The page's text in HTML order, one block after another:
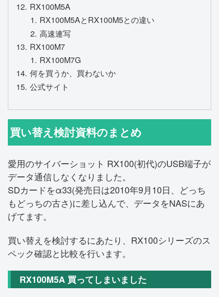
RX100M5A
RX100M5AとRX100M5との違い
高速連写
RX100M7
RX100M7G
何を買うか、買わないか
公式サイト
買い替え検討資料のまとめ
愛用のサイバーショット RX100(初代)のUSB端子が
データ通信しなくなりました。
SDカードをα33(発売日は2010年9月10日、どっち
もどっちの古さ)に差し込んで、データをNASにあ
げてます。
買い替えを検討するにあたり、RX100シリーズのス
ペック確認と比較を行います。
RX100M5A 買ってしまいました